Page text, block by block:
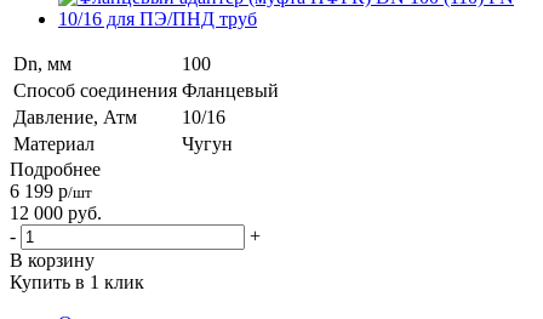
Dn, мм
100
Способ соединения Фланцевый
Давление, Атм
10/16
Материал
Чугун
Подробнее
6 199 р/шт
12 000 руб.
-
+
В корзину
Купить в 1 клик